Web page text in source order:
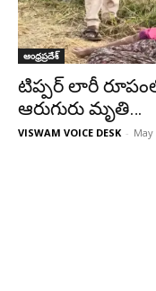
ఆంధ్రప్రదేశ్
టిప్పర్ లారీ
ఆరుగురు మృతి…
VISWAM VOICE DESK - May